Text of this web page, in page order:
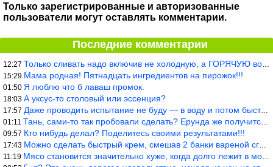
Только зарегистрированные и авторизованные
пользователи могут оставлять комментарии.
Последние комментарии
12:27 Только сливать надо включив не холодную, а ГОРЯЧУЮ воду. Трубы в
15:29 Мама родная! Пятнадцать ингредиентов на пирожок!!!
01:50 Я люблю что б лаваш промок.
18:03 А уксус-то столовый или эссенция?
17:57 Даже проводить испытание не буду — в воду и потом быстро в раска
01:11 Тань, сами-то так пробовали сделать? Ерунда же получится. Нет, с
09:57 Кто нибудь делал? Поделитесь своими результатами!!!
17:43 Можно сделать быстрый крем, смешав 2 банки вареной сгущенки со с
11:19 Мясо становится значительно хуже, когда долго лежит в морозилке